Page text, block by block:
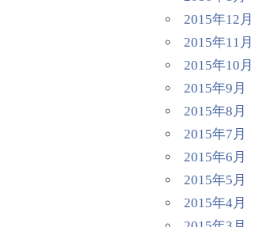
2015年12月
2015年11月
2015年10月
2015年9月
2015年8月
2015年7月
2015年6月
2015年5月
2015年4月